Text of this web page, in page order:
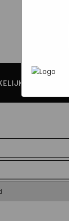
uw
heen
wordt